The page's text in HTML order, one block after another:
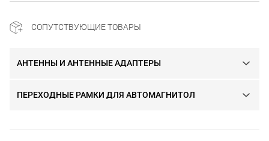
СОПУТСТВУЮЩИЕ ТОВАРЫ
АНТЕННЫ И АНТЕННЫЕ АДАПТЕРЫ
ПЕРЕХОДНЫЕ РАМКИ ДЛЯ АВТОМАГНИТОЛ